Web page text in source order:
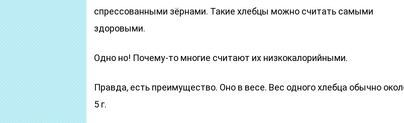
спрессованными зёрнами. Такие хлебцы можно считать самыми
здоровыми.
Одно но! Почему-то многие считают их низкокалорийными.
Правда, есть преимущество. Оно в весе. Вес одного хлебца обычно
5 г.